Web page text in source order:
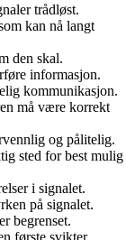
trådløst.
kan nå langt
den skal.
informasjon.
kommunikasjon.
må være korrekt
og pålitelig.
sted for best mulig
i signalet.
på signalet.
begrenset.
første svikter.